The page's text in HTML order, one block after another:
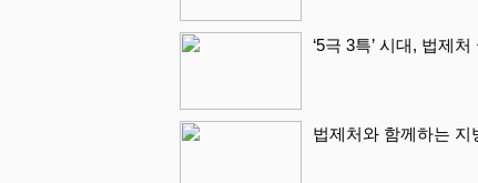
‘5극 3특’ 시대, 법제
법제처와 함께하는